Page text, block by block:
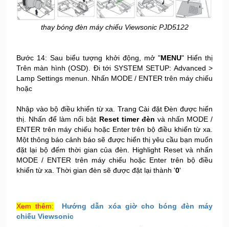
thay bóng đèn máy chiếu Viewsonic PJD5122
Bước 14: Sau biểu tượng khởi động, mở "MENU" Hiển thị
Trên màn hình (OSD). Đi tới SYSTEM SETUP: Advanced >
Lamp Settings menun. Nhấn MODE / ENTER trên máy chiếu
hoặc
Nhập vào bộ điều khiển từ xa. Trang Cài đặt Đèn được hiển
thị. Nhấn để làm nổi bật Reset timer đèn và nhấn MODE /
ENTER trên máy chiếu hoặc Enter trên bộ điều khiển từ xa.
Một thông báo cảnh báo sẽ được hiển thị yêu cầu bạn muốn
đặt lại bộ đếm thời gian của đèn. Highlight Reset và nhấn
MODE / ENTER trên máy chiếu hoặc Enter trên bộ điều
khiển từ xa. Thời gian đèn sẽ được đặt lại thành '0'
Xem thêm:
Hướng dẫn xóa giờ cho bóng đèn máy
chiếu Viewsonic